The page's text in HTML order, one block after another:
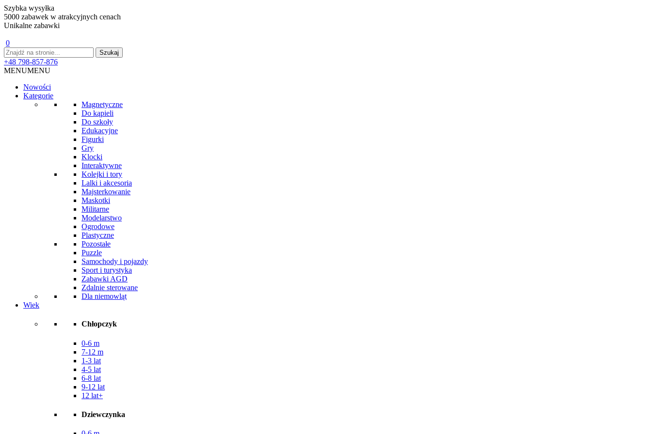
Szybka wysyłka
5000 zabawek w atrakcyjnych cenach
Unikalne zabawki
0
+48 798-857-876
MENUMENU
Nowości
Kategorie
Magnetyczne
Do kąpieli
Do szkoły
Edukacyjne
Figurki
Gry
Klocki
Interaktywne
Kolejki i tory
Lalki i akcesoria
Majsterkowanie
Maskotki
Militarne
Modelarstwo
Ogrodowe
Plastyczne
Pozostałe
Puzzle
Samochody i pojazdy
Sport i turystyka
Zabawki AGD
Zdalnie sterowane
Dla niemowląt
Wiek
Chłopczyk
0-6 m
7-12 m
1-3 lat
4-5 lat
6-8 lat
9-12 lat
12 lat+
Dziewczynka